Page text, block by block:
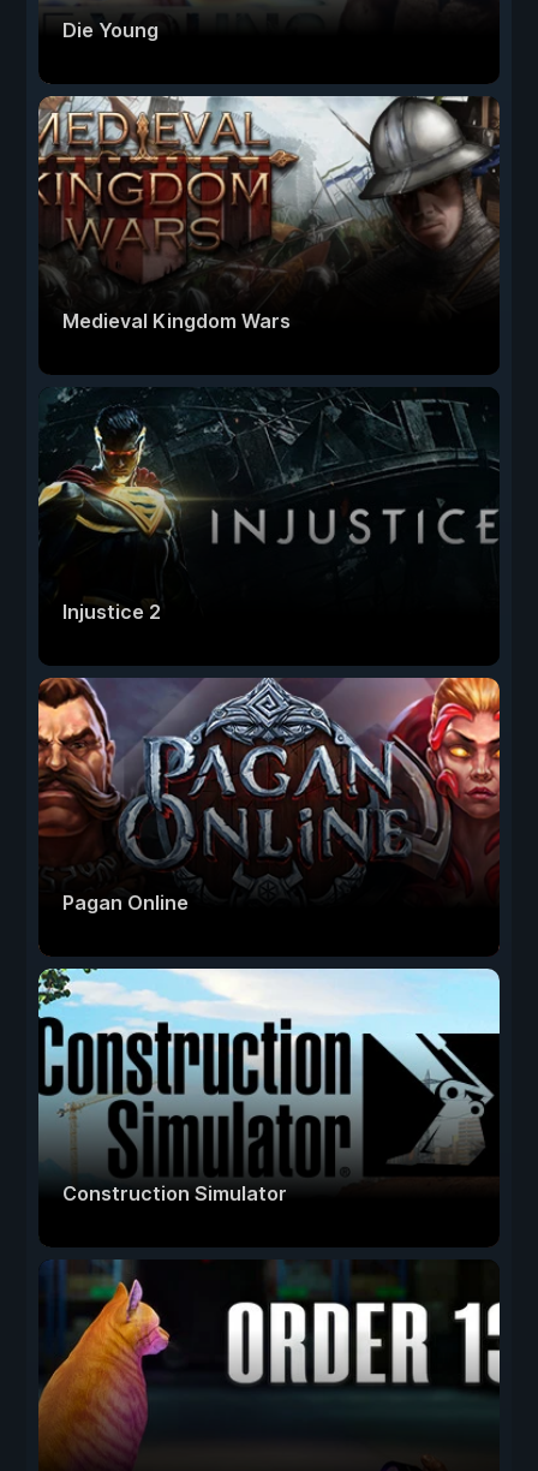
Die Young
Medieval Kingdom Wars
Injustice 2
Pagan Online
Construction Simulator